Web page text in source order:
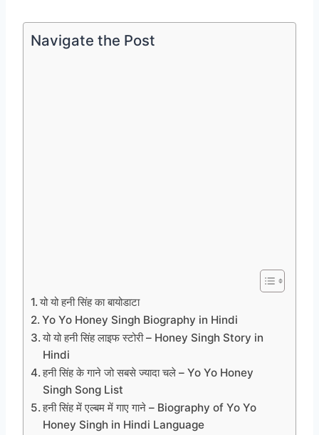
Navigate the Post
यो यो हनी सिंह का बायोडाटा
Yo Yo Honey Singh Biography in Hindi
यो यो हनी सिंह लाइफ स्टोरी – Honey Singh Story in
Hindi
हनी सिंह के गाने जो सबसे ज्यादा चले – Yo Yo Honey
Singh Song List
हनी सिंह में एल्बम में गाए गाने – Biography of Yo Yo
Honey Singh in Hindi Language